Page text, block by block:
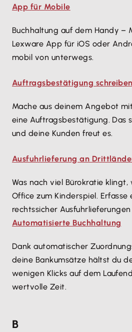
App für Mobile
Buchhaltung auf dem Handy –
Lexware App für iOS oder
mobil von unterwegs.
Auftragsbestätigung schreiben
Mache aus deinem Angebot
eine Auftragsbestätigung. Das
und deine Kunden freut es.
Ausfuhrlieferung an
Was nach viel Bürokratie
Office zum Kinderspiel. Erfasse
rechtssicher
Automatisierte Buchhaltung
Dank automatischer
deine Bankumsätze hältst du
wenigen Klicks auf dem
wertvolle Zeit.
B